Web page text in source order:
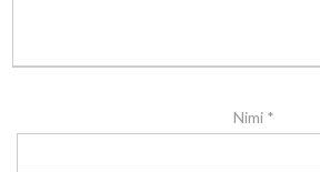
Nimi *